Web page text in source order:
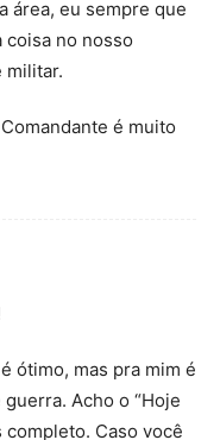
área, eu sempre que
coisa no nosso
militar.
é muito
ótimo, mas pra mim é
Acho o “Hoje
completo. Caso você